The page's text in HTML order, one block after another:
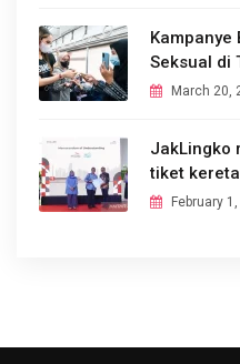
Kampanye
Seksual di
March 20,
JakLingko
tiket
February